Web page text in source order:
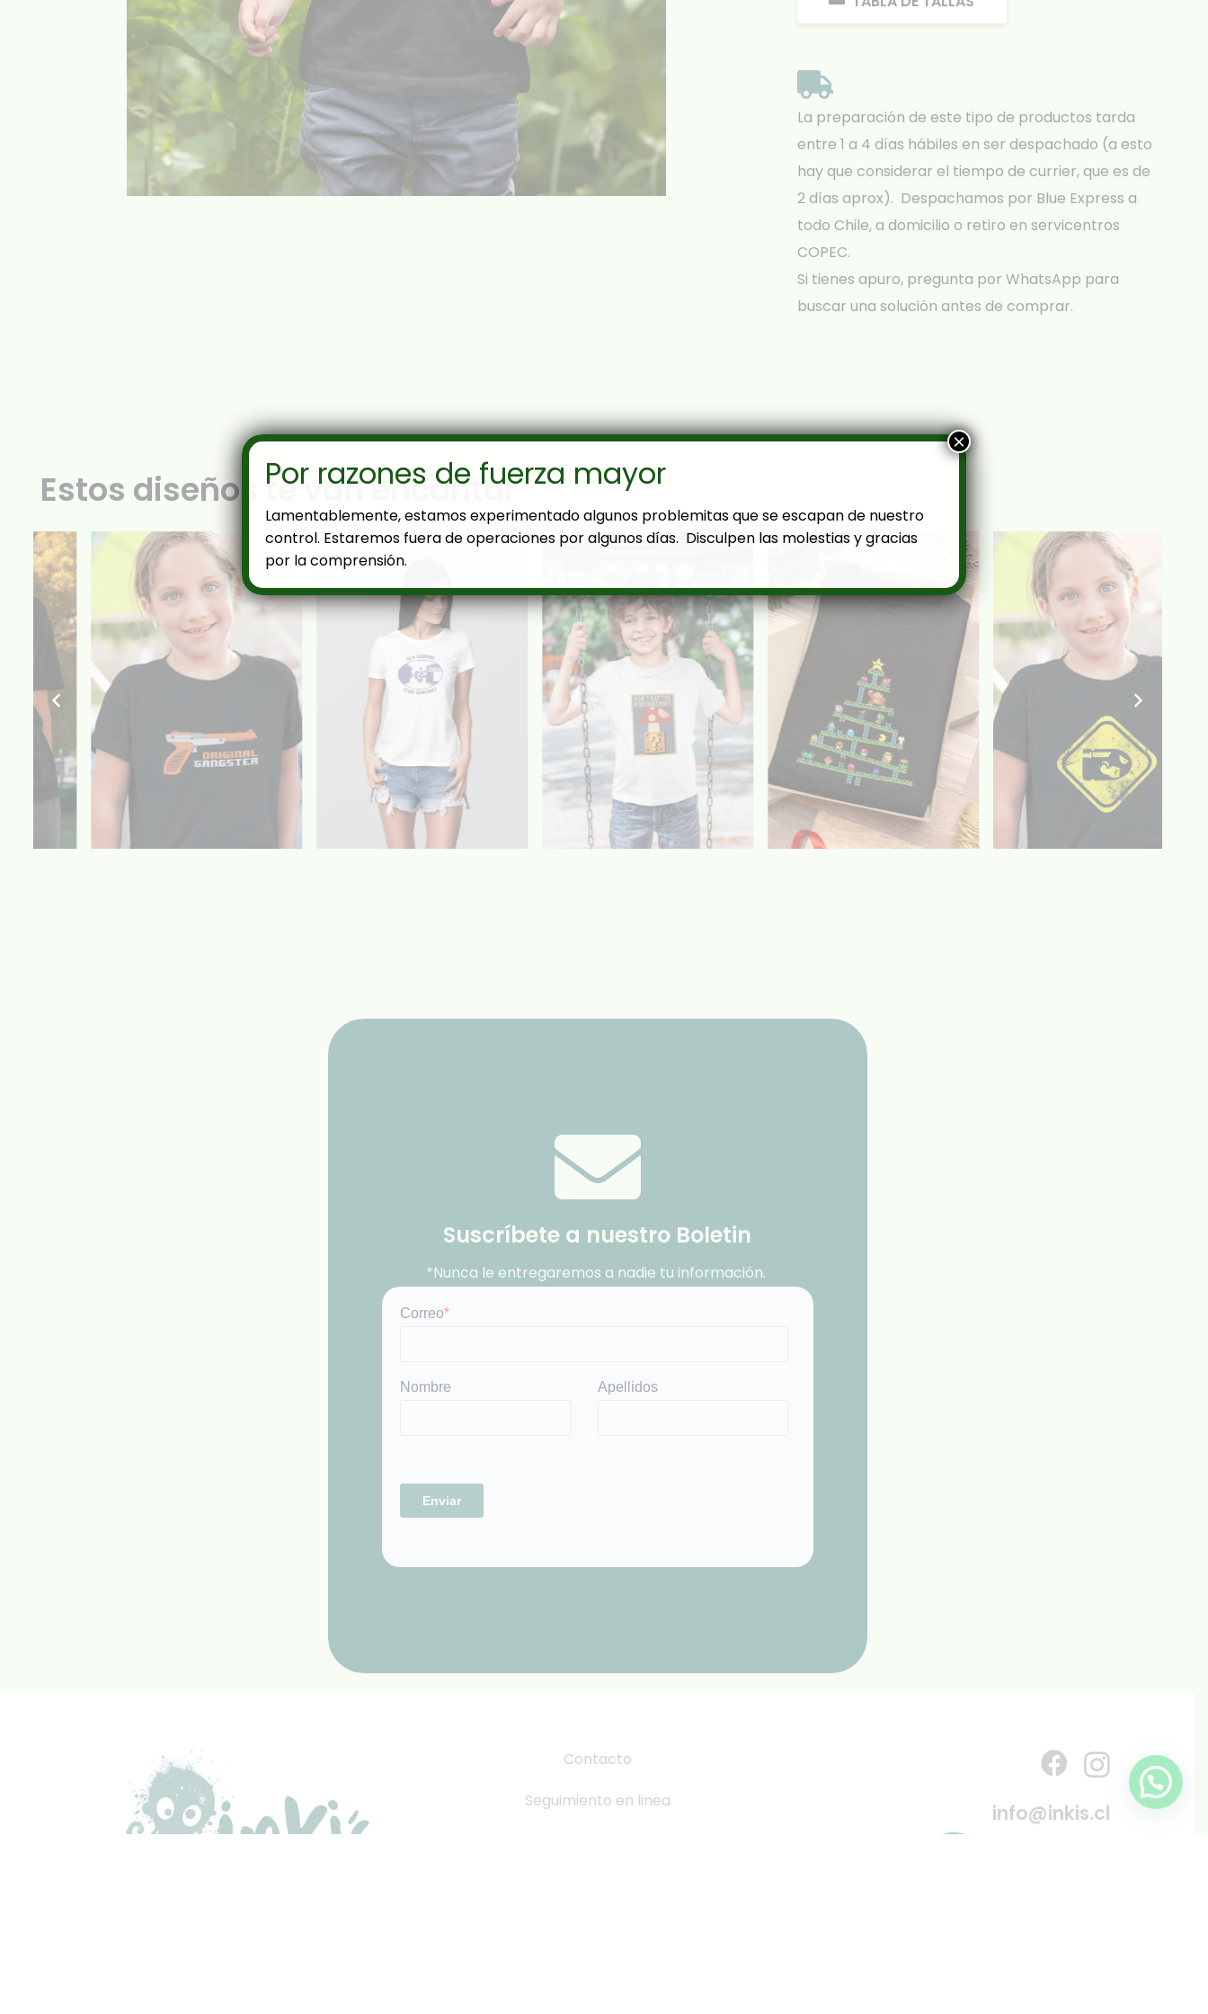
La preparación de este tipo de productos tarda
entre 1 a 4 días hábiles en ser despachado (a esto
hay que considerar el tiempo de currier, que es de
2 días aprox). Despachamos por Blue Express a
todo Chile, a domicilio o retiro en servicentros
COPEC.
Si tienes apuro, pregunta por WhatsApp para
buscar una solución antes de comprar.
Estos diseños te van encantar
Suscríbete a nuestro Boletin
*Nunca le entregaremos a nadie tu información.
Contacto
Seguimiento en linea
info@inkis.cl
Por razones de fuerza mayor
Lamentablemente, estamos experimentado algunos problemitas que se escapan de nuestro
control. Estaremos fuera de operaciones por algunos días. Disculpen las molestias y gracias
por la comprensión.
×